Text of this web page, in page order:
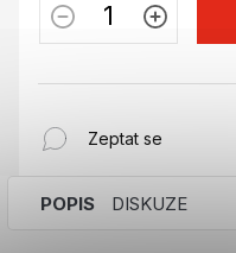
Zeptat se
POPIS DISKUZE